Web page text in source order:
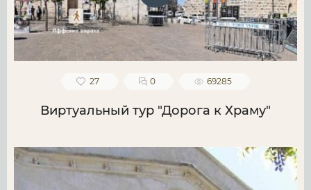
27 0 69285
Виртуальный тур "Дорога к Храму"